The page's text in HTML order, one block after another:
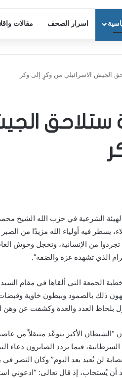
اسرار الصحف مقالات
الجيش الاسرائيلي من وكرٍ إلى وكر
ستلاحق
الشرعية في حزب الله الشيخ
يسطر فيه أولياء الله مزيدًا من
تجردوا من الإنسانية، وتخجل وحوش
الذي تشهده غزة والضفة”.
الجمعة التي ألقاها في مقام
ذلك بالصمود وببطون خاوية وقبضات
بلحاظ العدد والعدة وكشفت عن وهن
“الشيطان الأكبر يتوعّد متنقلاً من
السرطانية، فيما يردد الصابرون دعاء
لن تُعبد بعد اليوم” وكان النصر في
أن يُستجاب، إذ قال تعالى: “ادعوني